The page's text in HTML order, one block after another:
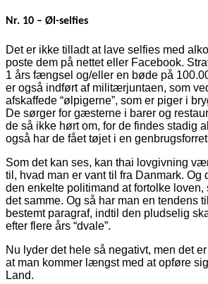
Nr. 10 – Øl-selfies
Det er ikke tilladt at lave selfies med
poste dem på nettet eller Facebook.
1 års fængsel og/eller en bøde på
er også indført af militærjuntaen, som
afskaffede “ølpigerne”, som er piger i
De sørger for gæsterne i barer og
de så ikke hørt om, for de findes stadig
også har de fået tøjet i en
Som det kan ses, kan thai lovgivning
til, hvad man er vant til fra Danmark. Og
den enkelte politimand at fortolke
det samme. Og så har man en tendens
bestemt paragraf, indtil den pludselig
efter flere års “dvale”.
Nu lyder det hele så negativt, men det
at man kommer længst med at opføre
Land.